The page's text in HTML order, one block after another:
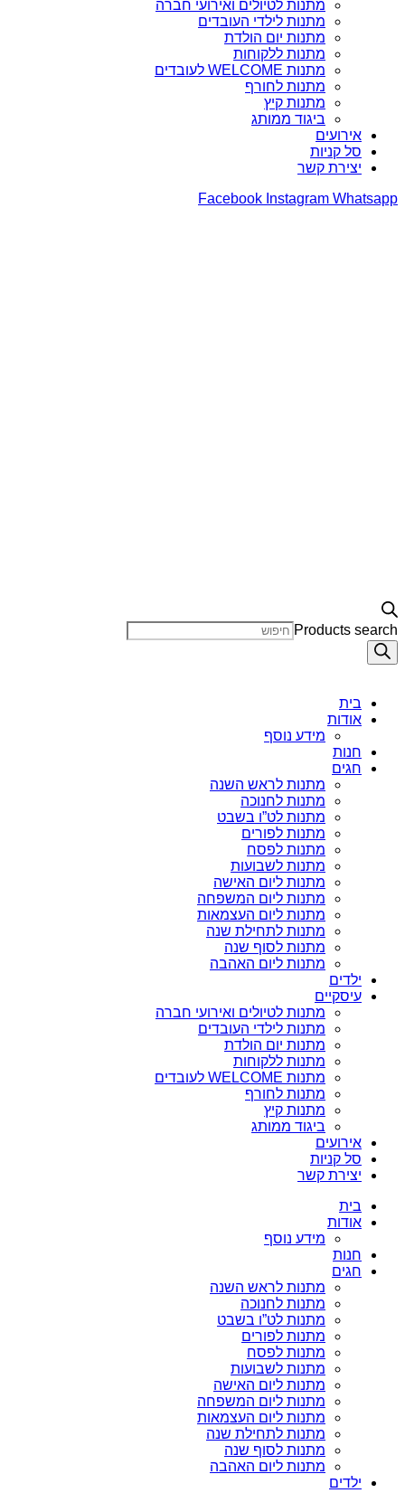
מתנות לטיולים ואירועי חברה
מתנות לילדי העובדים
מתנות יום הולדת
מתנות ללקוחות
מתנות WELCOME לעובדים
מתנות לחורף
מתנות קיץ
ביגוד ממותג
אירועים
סל קניות
יצירת קשר
Facebook Instagram Whatsapp
Products search
בית
אודות
מידע נוסף
חנות
חגים
מתנות לראש השנה
מתנות לחנוכה
מתנות לט”ו בשבט
מתנות לפורים
מתנות לפסח
מתנות לשבועות
מתנות ליום האישה
מתנות ליום המשפחה
מתנות ליום העצמאות
מתנות לתחילת שנה
מתנות לסוף שנה
מתנות ליום האהבה
ילדים
עיסקיים
מתנות לטיולים ואירועי חברה
מתנות לילדי העובדים
מתנות יום הולדת
מתנות ללקוחות
מתנות WELCOME לעובדים
מתנות לחורף
מתנות קיץ
ביגוד ממותג
אירועים
סל קניות
יצירת קשר
בית
אודות
מידע נוסף
חנות
חגים
מתנות לראש השנה
מתנות לחנוכה
מתנות לט”ו בשבט
מתנות לפורים
מתנות לפסח
מתנות לשבועות
מתנות ליום האישה
מתנות ליום המשפחה
מתנות ליום העצמאות
מתנות לתחילת שנה
מתנות לסוף שנה
מתנות ליום האהבה
ילדים